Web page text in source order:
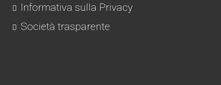
Informativa sulla Privacy
Società trasparente